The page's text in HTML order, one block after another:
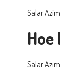
Salar
Salar